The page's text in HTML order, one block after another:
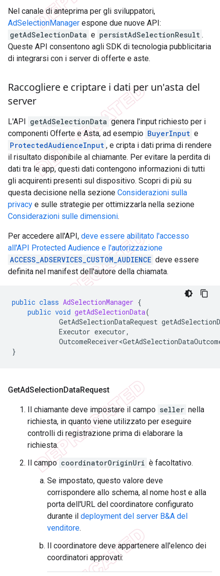
Nel canale di anteprima per gli sviluppatori,
AdSelectionManager espone due nuove API:
getAdSelectionData e persistAdSelectionResult .
Queste API consentono agli SDK di tecnologia pubblicitaria
di integrarsi con i server di offerte e aste.
Raccogliere e criptare i dati per un'asta del
server
L'API getAdSelectionData genera l'input richiesto per i
componenti Offerte e Asta, ad esempio BuyerInput e
ProtectedAudienceInput , e cripta i dati prima di rendere
il risultato disponibile al chiamante. Per evitare la perdita di
dati tra le app, questi dati contengono informazioni di tutti
gli acquirenti presenti sul dispositivo. Scopri di più su
questa decisione nella sezione Considerazioni sulla
privacy e sulle strategie per ottimizzarla nella sezione
Considerazioni sulle dimensioni.
Per accedere all'API, deve essere abilitato l'accesso
all'API Protected Audience e l'autorizzazione
ACCESS_ADSERVICES_CUSTOM_AUDIENCE deve essere
definita nel manifest dell'autore della chiamata.
public class AdSelectionManager {
public void getAdSelectionData(
GetAdSelectionDataRequest
Executor executor,
}
GetAdSelectionDataRequest
Il chiamante deve impostare il campo seller nella
richiesta, in quanto viene utilizzato per eseguire
controlli di registrazione prima di elaborare la
richiesta.
Il campo coordinatorOriginUri è facoltativo.
Se impostato, questo valore deve
corrispondere allo schema, al nome host e alla
porta dell'URL del coordinatore configurato
durante il deployment del server B&A del
venditore.
Il coordinatore deve appartenere all'elenco dei
coordinatori approvati: